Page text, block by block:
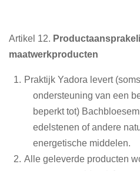
Artikel 12.
maatwerkproducten
Praktijk Yadora levert
ondersteuning van een
beperkt tot)
edelstenen of andere
energetische middelen.
Alle geleverde producten